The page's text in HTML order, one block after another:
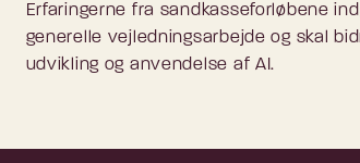
Erfaringerne fra sandkasseforløbene
generelle vejledningsarbejde og skal
udvikling og anvendelse af AI.